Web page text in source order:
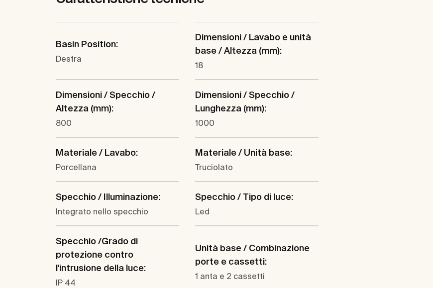
Basin Position:
Destra
Dimensioni / Lavabo e unità
base / Altezza (mm):
18
Dimensioni / Specchio /
Altezza (mm):
800
Dimensioni / Specchio /
Lunghezza (mm):
1000
Materiale / Lavabo:
Porcellana
Materiale / Unità base:
Truciolato
Specchio / Illuminazione:
Integrato nello specchio
Specchio / Tipo di luce:
Led
Specchio /Grado di
protezione contro
l'intrusione della luce:
IP 44
Unità base / Combinazione
porte e cassetti:
1 anta e 2 cassetti